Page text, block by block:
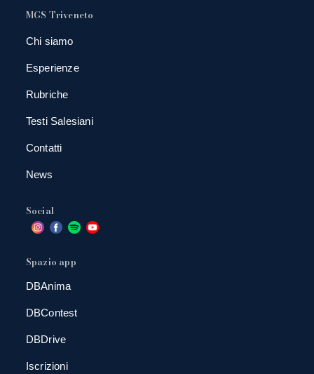
MGS Triveneto
Chi siamo
Esperienze
Rubriche
Testi Salesiani
Contatti
News
Social
Spazio app
DBAnima
DBContest
DBDrive
Iscrizioni